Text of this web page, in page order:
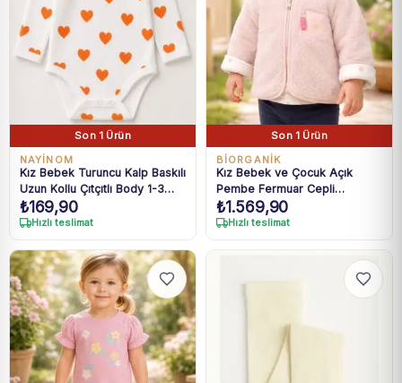
Son 1 Ürün
NAYİNOM
Kız Bebek Turuncu Kalp Baskılı
Uzun Kollu Çıtçıtlı Body 1-3
Yaş
₺169,90
Hızlı teslimat
Son 1 Ürün
BIORGANIK
Kız Bebek ve Çocuk Açık
Pembe Fermuar Cepli
Kapüşonlu Peluş Mont 6 Ay-3
Yaş
₺1.569,90
Hızlı teslimat